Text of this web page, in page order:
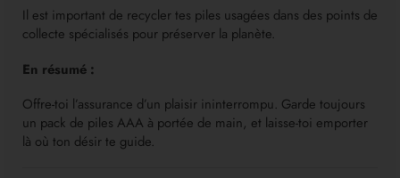
Il est important de recycler tes piles usagées dans des points de
collecte spécialisés pour préserver la planète.
En résumé :
Offre-toi l’assurance d’un plaisir ininterrompu. Garde toujours
un pack de piles AAA à portée de main, et laisse-toi emporter
là où ton désir te guide.